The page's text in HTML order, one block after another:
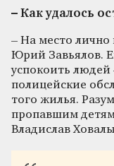
– Как удалось
– На место лично
Юрий Завьялов.
успокоить людей
полицейские
того жилья.
пропавшим
Владислав